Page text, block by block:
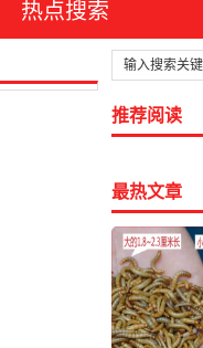
热点搜索
推荐阅读
最热文章